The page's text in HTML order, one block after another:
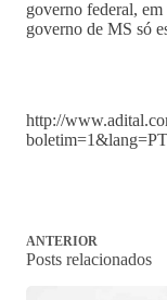
governo federal, em
governo de MS só
http://
ANTERIOR
Posts relacionados